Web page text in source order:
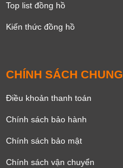
Top list đồng hồ
Kiến thức đồng hồ
CHÍNH SÁCH CHUNG
Điều khoản thanh toán
Chính sách bảo hành
Chính sách bảo mật
Chính sách vận chuyển